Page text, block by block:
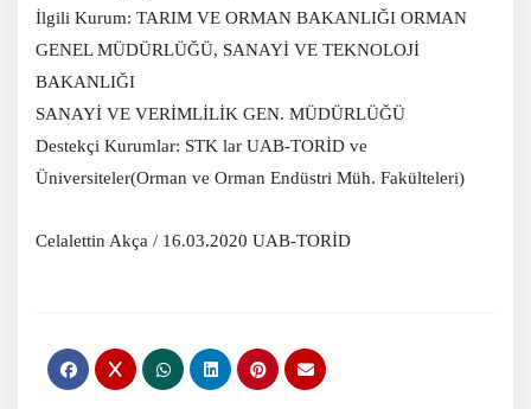
İlgili Kurum: TARIM VE ORMAN BAKANLIĞI ORMAN
GENEL MÜDÜRLÜĞÜ, SANAYİ VE TEKNOLOJİ
BAKANLIĞI
SANAYİ VE VERİMLİLİK GEN. MÜDÜRLÜĞÜ
Destekçi Kurumlar: STK lar UAB-TORİD ve
Üniversiteler(Orman ve Orman Endüstri Müh. Fakülteleri)
Celalettin Akça / 16.03.2020 UAB-TORİD